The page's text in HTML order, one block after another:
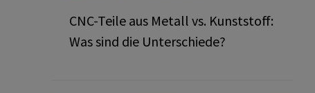
CNC-Teile aus Metall vs. Kunststoff:
Was sind die Unterschiede?